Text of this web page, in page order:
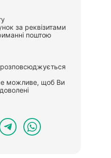
за реквізитами
поштою
можливе, щоб Ви